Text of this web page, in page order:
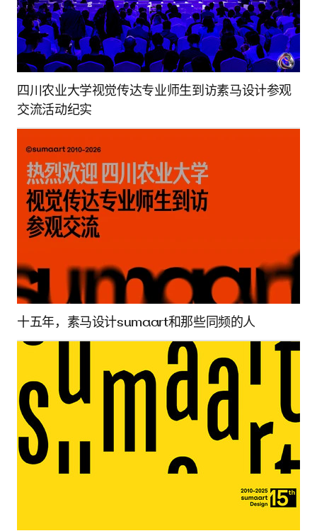
四川农业大学视觉传达专业师生到访素马设计参观
交流活动纪实
十五年，素马设计sumaart和那些同频的人